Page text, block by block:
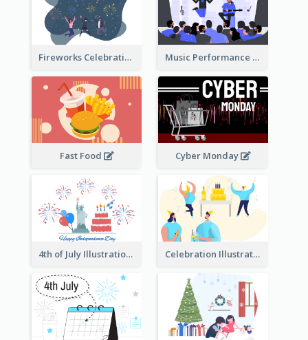
Fireworks Celebration Illustration Music Performance Illustration
Fast Food Cyber Monday
4th of July Illustration Celebration Illustration